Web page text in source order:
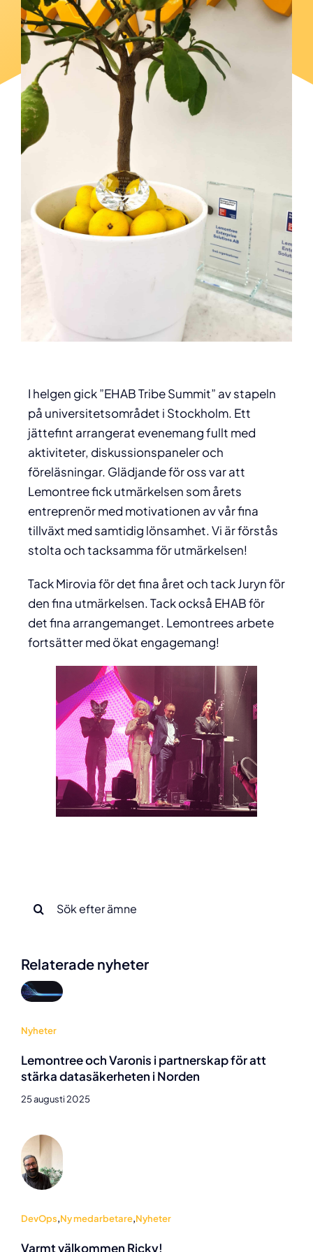
I helgen gick ”EHAB Tribe Summit” av stapeln
på universitetsområdet i Stockholm. Ett
jättefint arrangerat evenemang fullt med
aktiviteter, diskussionspaneler och
föreläsningar. Glädjande för oss var att
Lemontree fick utmärkelsen som årets
entreprenör med motivationen av vår fina
tillväxt med samtidig lönsamhet. Vi är förstås
stolta och tacksamma för utmärkelsen!
Tack Mirovia för det fina året och tack Juryn för
den fina utmärkelsen. Tack också EHAB för
det fina arrangemanget. Lemontrees arbete
fortsätter med ökat engagemang!
Sök
efter:
Relaterade nyheter
Nyheter
Lemontree och Varonis i partnerskap för att
stärka datasäkerheten i Norden
25 augusti 2025
DevOps,Ny medarbetare,Nyheter
Varmt välkommen Ricky!